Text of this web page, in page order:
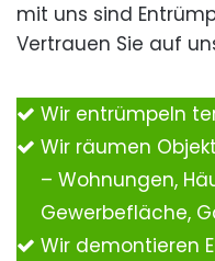
mit uns sind
Vertrauen Sie auf
Wir entrümpeln
Wir räumen
– Wohnungen,
Gewerbefläche,
Wir demontieren